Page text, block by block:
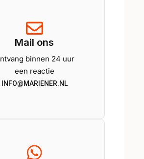
Mail ons
binnen 24 uur
een reactie
INFO@MARIENER.NL